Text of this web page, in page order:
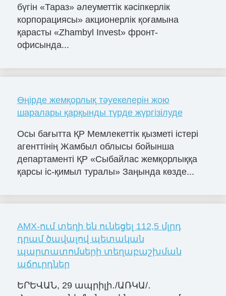
бүгін «Тараз» әлеуметтік кәсіпкерлік
корпорациясы» акционерлік қоғамына
қарасты «Zhambyl Invest» фронт-
офисында...
Өңірде жемқорлық тәуекелерін жою
шаралары қарқынды түрде жүргізілуде
Осы бағытта ҚР Мемлекеттік қызметі істері
агенттінің Жамбыл облысы бойынша
департаменті ҚР «Сыбайлас жемқорлыққа
қарсы іс-қимыл туралы» Заңында көзде...
AMX-ում տեղի են ունեցել 112,5 մլրդ
դրամ ծավալով պետական
պարտատոմսերի տեղաբաշխման
աճուրդներ
ԵՐԵՎԱՆ, 29 ապրիլի․/ԱՌԿԱ/․